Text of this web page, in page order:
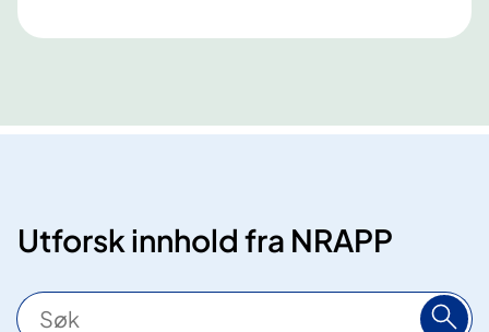
t
k
N
r
Utforsk innhold fra NRAPP
S